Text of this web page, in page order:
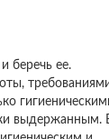
беречь ее.
выдержанным.